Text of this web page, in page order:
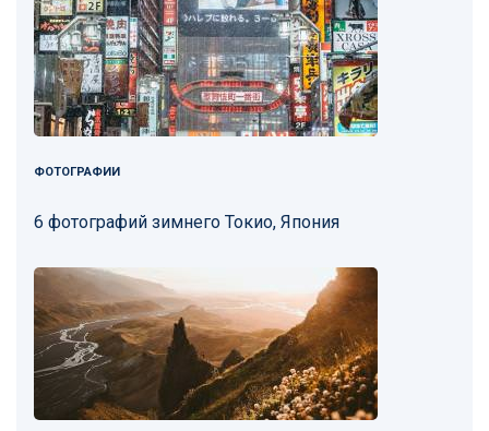
ФОТОГРАФИИ
6 фотографий зимнего Токио, Япония